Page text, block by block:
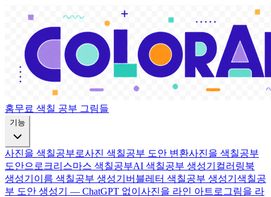
홈무료 색칠 공부 그림들
기능
사진을 색칠공부로사진 색칠공부 도안 변환사진을 색칠공부
도안으로 크리스마스 색칠공부AI 색칠공부 생성기 컬러링북
생성기 이름 색칠공부 생성기 버블레터 색칠공부 생성기 색칠공
부 도안 생성기 — ChatGPT 없이 사진을 라인 아트로 그림을 라